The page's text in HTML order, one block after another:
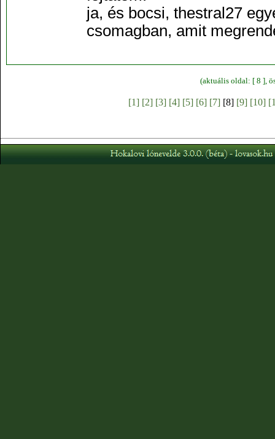
ja, és bocsi, thestral27
csomagban, amit
(aktuális oldal: [ 8 ],
[1] [2] [3] [4] [5] [6] [7][8] [9] [10]